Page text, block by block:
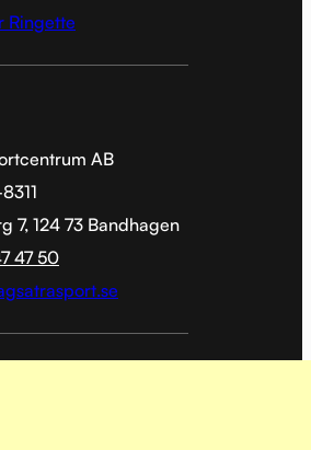
Ringette
AB
7, 124 73 Bandhagen
47 50